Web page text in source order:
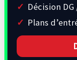
Décision
Plans